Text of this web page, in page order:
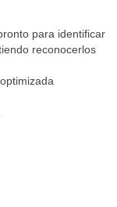
para identificar
reconocerlos